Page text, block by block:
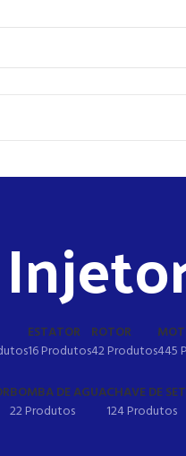
ESTATOR
16 Produtos
ROTOR
42 Produtos445
BOMBA DE AGUA
22 Produtos
CHAVE DE
124 Produtos